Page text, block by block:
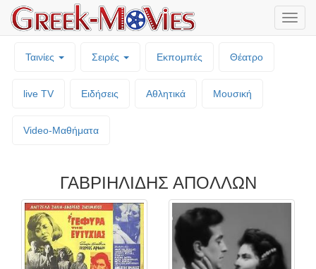
Ταινίες Σειρές Εκπομπές Θέατρο
live TV Ειδήσεις Αθλητικά Μουσική
Video-Mαθήματα
ΓΑΒΡΙΗΛΙΔΗΣ ΑΠΟΛΛΩΝ